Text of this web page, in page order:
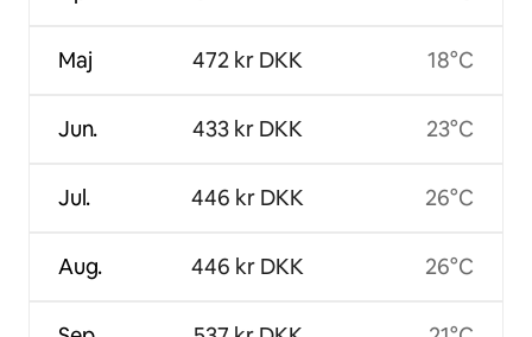
Maj
Jun.
Jul.
Aug.
472 kr DKK
433 kr DKK
446 kr DKK
446 kr DKK
18°C
23°C
26°C
26°C